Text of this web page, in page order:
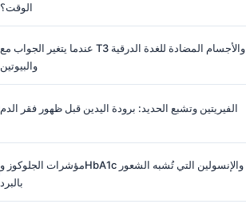
الوقت؟
عندما يتغير الجواب مع T3 والأجسام المضادة للغدة الدرقية
والبيوتين
الفيريتين وتشبع الحديد: برودة اليدين قبل ظهور فقر الدم
مؤشرات الجلوكوز وHbA1c والإنسولين التي تُشبه الشعور
بالبرد